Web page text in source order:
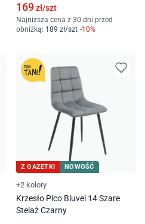
169zł/szt
Najniższa cena z 30 dni przed
obniżką: 189 zł/szt -10%
Z GAZETKI NOWOŚĆ
+2 kolory
Krzesło Pico Bluvel 14 Szare
Stelaż Czarny